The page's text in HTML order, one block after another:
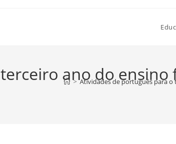
ano do
> Atividades de português para